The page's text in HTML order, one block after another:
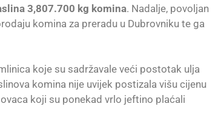
3,807.700 kg komina. Nadalje, povoljan
komina za preradu u Dubrovniku te ga
koje su sadržavale veći postotak ulja
komina nije uvijek postizala višu cijenu
koji su ponekad vrlo jeftino plaćali